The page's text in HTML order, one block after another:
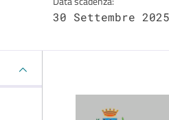
30 Settembre 2025